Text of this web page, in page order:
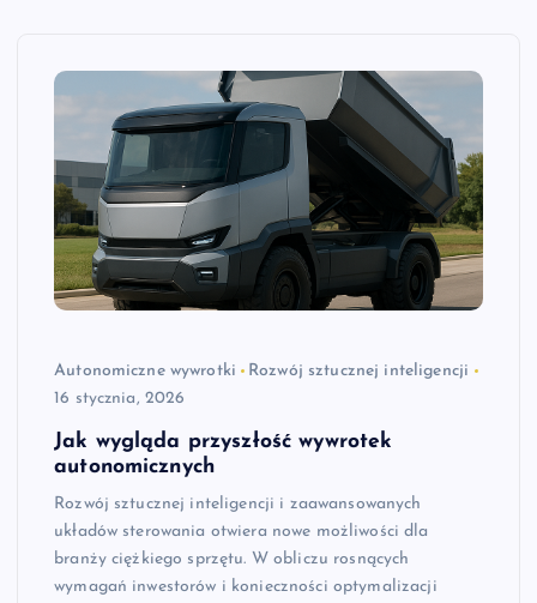
Autonomiczne wywrotki
Rozwój sztucznej inteligencji
16 stycznia, 2026
Jak wygląda przyszłość wywrotek
autonomicznych
Rozwój sztucznej inteligencji i zaawansowanych
układów sterowania otwiera nowe możliwości dla
branży ciężkiego sprzętu. W obliczu rosnących
wymagań inwestorów i konieczności optymalizacji